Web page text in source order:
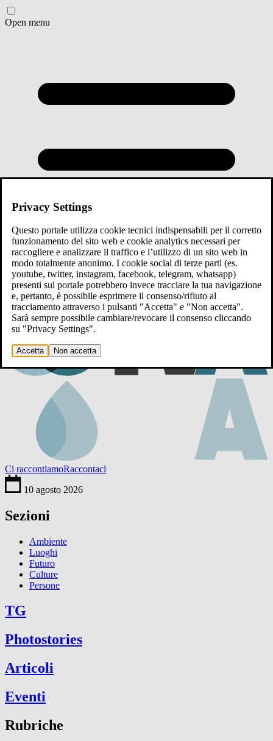
Open menu
Ci raccontiamoRaccontaci
10 agosto 2026
Sezioni
Ambiente
Luoghi
Futuro
Culture
Persone
TG
Photostories
Articoli
Eventi
Rubriche
Privacy Settings
Questo portale utilizza cookie tecnici indispensabili per il corretto
funzionamento del sito web e cookie analytics necessari per
raccogliere e analizzare il traffico e l’utilizzo di un sito web in
modo totalmente anonimo. I cookie social di terze parti (es.
youtube, twitter, instagram, facebook, telegram, whatsapp)
presenti sul portale potrebbero invece tracciare la tua navigazione
e, pertanto, è possibile esprimere il consenso/rifiuto al
tracciamento attraverso i pulsanti "Accetta" e "Non accetta".
Sarà sempre possibile cambiare/revocare il consenso cliccando
su "Privacy Settings".
Accetta Non accetta